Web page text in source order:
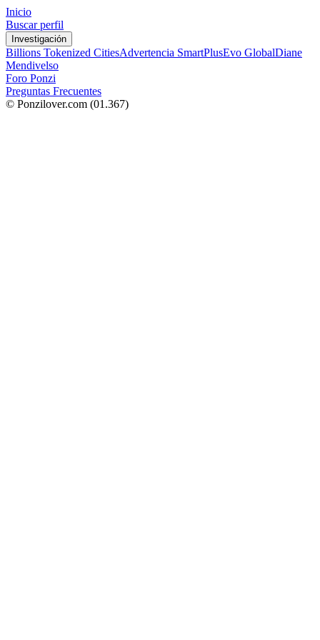
Inicio
Buscar perfil
Investigación
Billions Tokenized CitiesAdvertencia SmartPlusEvo GlobalDiane
Mendivelso
Foro Ponzi
Preguntas Frecuentes
© Ponzilover.com (01.367)